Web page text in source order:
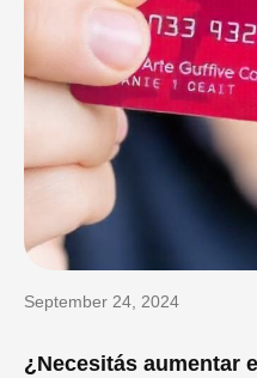
¿Necesitás aumentar
September 24, 2024